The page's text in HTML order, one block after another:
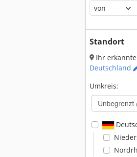
Standort
Ihr
Deutschland
Umkreis:
Unbegrenzt